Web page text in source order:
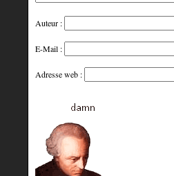
Auteur :
E-Mail :
Adresse web :